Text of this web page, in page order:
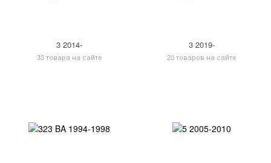
3 2014-
33 товара на сайте
3 2019-
20 товаров на сайте